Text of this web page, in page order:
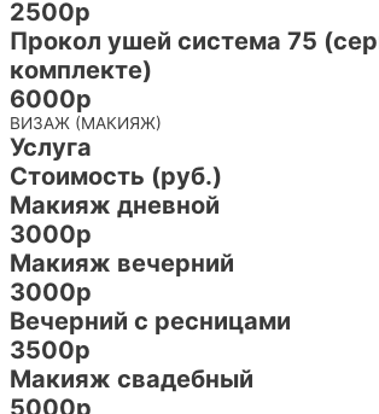
2500р
Прокол ушей система 75
комплекте)
6000р
ВИЗАЖ (МАКИЯЖ)
Услуга
Стоимость (руб.)
Макияж дневной
3000р
Макияж вечерний
3000р
Вечерний с ресницами
3500р
Макияж свадебный